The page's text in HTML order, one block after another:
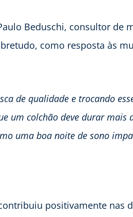
Beduschi, consultor de
como resposta às
de qualidade e trocando
um colchão deve durar mais
uma boa noite de sono
positivamente nas